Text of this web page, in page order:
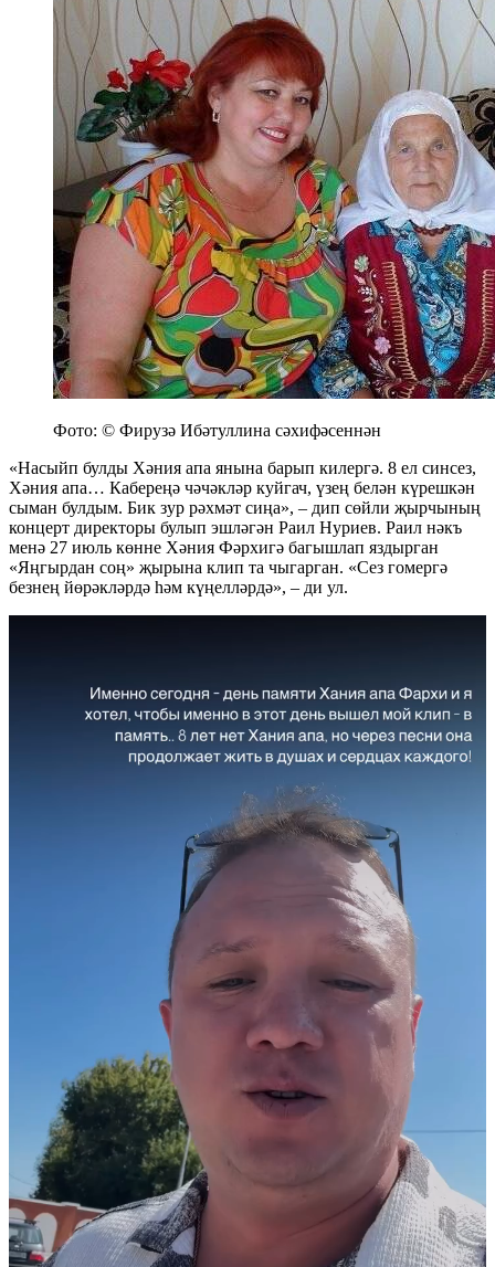
Фото: © Фирузә Ибәтуллина сәхифәсеннән
«Насыйп булды Хәния апа янына барып килергә. 8 ел синсез,
Хәния апа… Кабереңә чәчәкләр куйгач, үзең белән күрешкән
сыман булдым. Бик зур рәхмәт сиңа», – дип сөйли җырчының
концерт директоры булып эшләгән Раил Нуриев. Раил нәкъ
менә 27 июль көнне Хәния Фәрхигә багышлап яздырган
«Яңгырдан соң» җырына клип та чыгарган. «Сез гомергә
безнең йөрәкләрдә һәм күңелләрдә», – ди ул.